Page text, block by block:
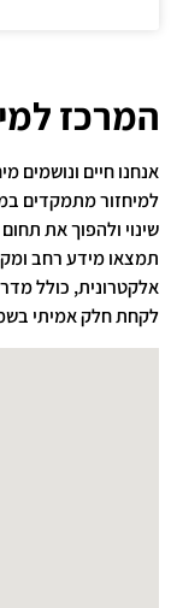
המרכז
אנחנו חיים ונושמים
למיחזור מתמקדים
שינוי ולהפוך את
תמצאו מידע רחב
אלקטרונית, כולל
לקחת חלק אמיתי